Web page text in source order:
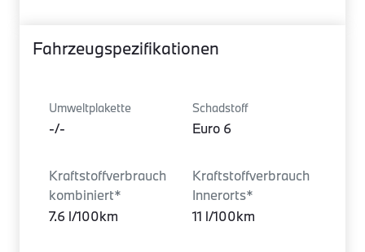
Fahrzeugspezifikationen
Umweltplakette
-/-
Schadstoff
Euro 6
Kraftstoffverbrauch
kombiniert*
7.6 l/100km
Kraftstoffverbrauch
Innerorts*
11 l/100km